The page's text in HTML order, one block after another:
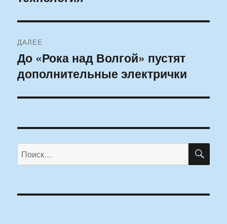
ДАЛЕЕ
Следующая
запись:
До «Рока над Волгой» пустят
дополнительные электрички
Искать: